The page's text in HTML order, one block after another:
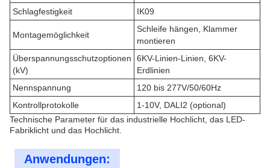
Schlagfestigkeit
IK09
Montagemöglichkeit
Schleife hängen, Klammer
montieren
Überspannungsschutzoptionen
(kV)
6KV-Linien-Linien, 6KV-
Erdlinien
Nennspannung
120 bis 277V/50/60Hz
Kontrollprotokolle
1-10V, DALI2 (optional)
Technische Parameter für das industrielle Hochlicht, das LED-
Fabriklicht und das Hochlicht.
Anwendungen: